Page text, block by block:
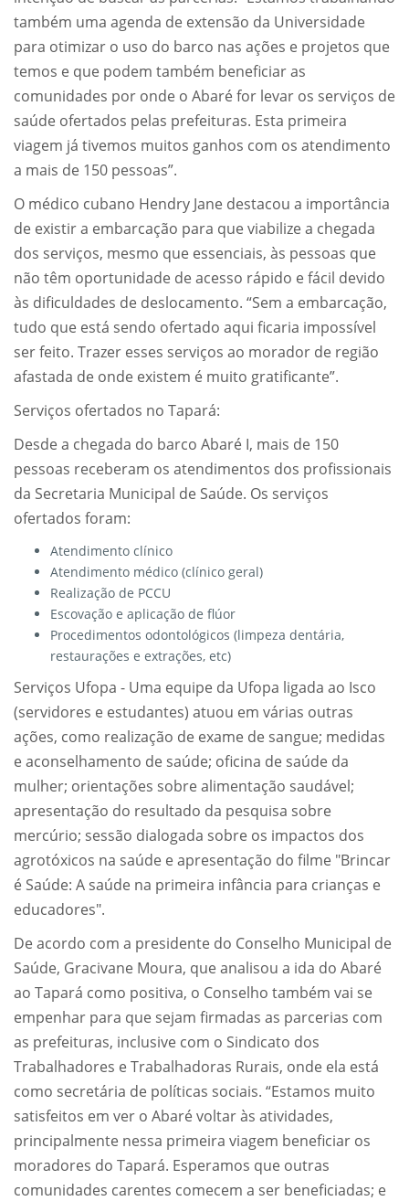
também uma agenda de extensão da Universidade
para otimizar o uso do barco nas ações e projetos que
temos e que podem também beneficiar as
comunidades por onde o Abaré for levar os serviços de
saúde ofertados pelas prefeituras. Esta primeira
viagem já tivemos muitos ganhos com os atendimento
a mais de 150 pessoas”.
O médico cubano Hendry Jane destacou a importância
de existir a embarcação para que viabilize a chegada
dos serviços, mesmo que essenciais, às pessoas que
não têm oportunidade de acesso rápido e fácil devido
às dificuldades de deslocamento. “Sem a embarcação,
tudo que está sendo ofertado aqui ficaria impossível
ser feito. Trazer esses serviços ao morador de região
afastada de onde existem é muito gratificante”.
Serviços ofertados no Tapará:
Desde a chegada do barco Abaré I, mais de 150
pessoas receberam os atendimentos dos profissionais
da Secretaria Municipal de Saúde. Os serviços
ofertados foram:
Atendimento clínico
Atendimento médico (clínico geral)
Realização de PCCU
Escovação e aplicação de flúor
Procedimentos odontológicos (limpeza dentária,
restaurações e extrações, etc)
Serviços Ufopa - Uma equipe da Ufopa ligada ao Isco
(servidores e estudantes) atuou em várias outras
ações, como realização de exame de sangue; medidas
e aconselhamento de saúde; oficina de saúde da
mulher; orientações sobre alimentação saudável;
apresentação do resultado da pesquisa sobre
mercúrio; sessão dialogada sobre os impactos dos
agrotóxicos na saúde e apresentação do filme "Brincar
é Saúde: A saúde na primeira infância para crianças e
educadores".
De acordo com a presidente do Conselho Municipal de
Saúde, Gracivane Moura, que analisou a ida do Abaré
ao Tapará como positiva, o Conselho também vai se
empenhar para que sejam firmadas as parcerias com
as prefeituras, inclusive com o Sindicato dos
Trabalhadores e Trabalhadoras Rurais, onde ela está
como secretária de políticas sociais. “Estamos muito
satisfeitos em ver o Abaré voltar às atividades,
principalmente nessa primeira viagem beneficiar os
moradores do Tapará. Esperamos que outras
comunidades carentes comecem a ser beneficiadas; e